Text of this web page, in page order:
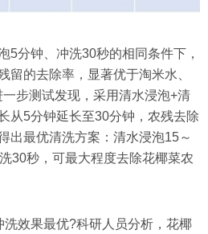
5分钟、冲洗30秒的相同条件下，
留的去除率，显著优于淘米水、
步测试发现，采用清水浸泡+清
从5分钟延长至30分钟，农残去除
出最优清洗方案：清水浸泡15～
30秒，可最大程度去除花椰菜农
洗效果最优?科研人员分析，花椰